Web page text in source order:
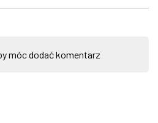
móc dodać komentarz